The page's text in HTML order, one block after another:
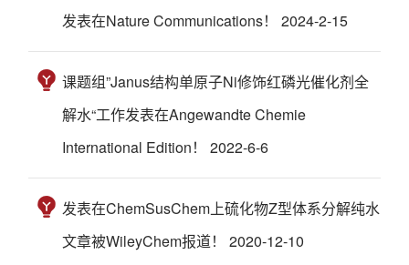
发表在Nature Communications！ 2024-2-15
课题组”Janus结构单原子Ni修饰红磷光催化剂全
解水“工作发表在Angewandte Chemie
International Edition！ 2022-6-6
发表在ChemSusChem上硫化物Z型体系分解纯水
文章被WileyChem报道！ 2020-12-10